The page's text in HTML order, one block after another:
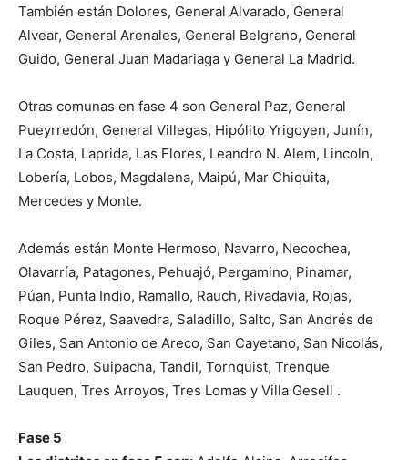
También están Dolores, General Alvarado, General
Alvear, General Arenales, General Belgrano, General
Guido, General Juan Madariaga y General La Madrid.
Otras comunas en fase 4 son General Paz, General
Pueyrredón, General Villegas, Hipólito Yrigoyen, Junín,
La Costa, Laprida, Las Flores, Leandro N. Alem, Lincoln,
Lobería, Lobos, Magdalena, Maipú, Mar Chiquita,
Mercedes y Monte.
Además están Monte Hermoso, Navarro, Necochea,
Olavarría, Patagones, Pehuajó, Pergamino, Pinamar,
Púan, Punta Indio, Ramallo, Rauch, Rivadavia, Rojas,
Roque Pérez, Saavedra, Saladillo, Salto, San Andrés de
Giles, San Antonio de Areco, San Cayetano, San Nicolás,
San Pedro, Suipacha, Tandil, Tornquist, Trenque
Lauquen, Tres Arroyos, Tres Lomas y Villa Gesell .
Fase 5